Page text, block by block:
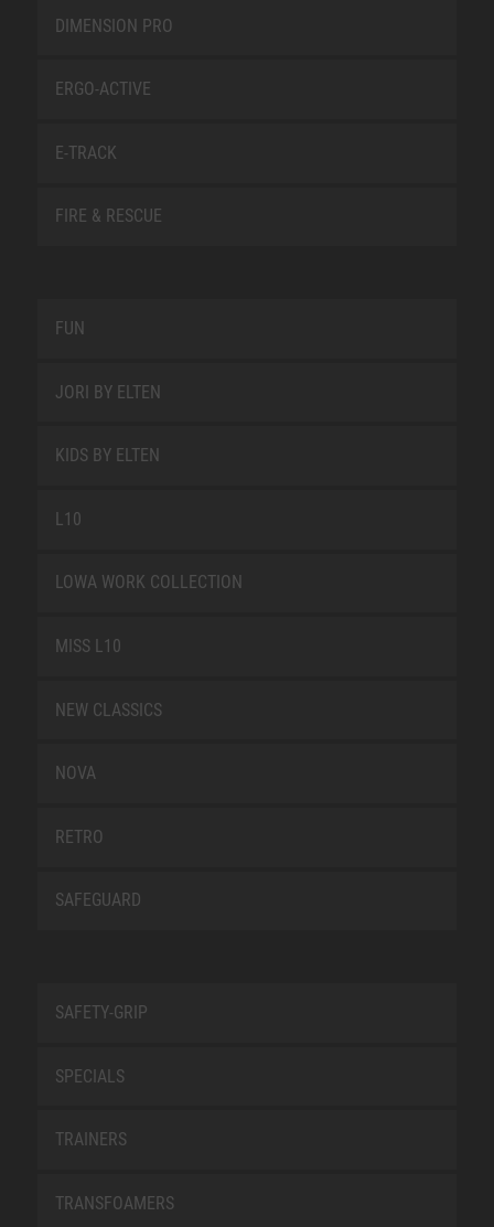
DIMENSION PRO
ERGO-ACTIVE
E-TRACK
FIRE & RESCUE
FUN
JORI BY ELTEN
KIDS BY ELTEN
L10
LOWA WORK COLLECTION
MISS L10
NEW CLASSICS
NOVA
RETRO
SAFEGUARD
SAFETY-GRIP
SPECIALS
TRAINERS
TRANSFOAMERS